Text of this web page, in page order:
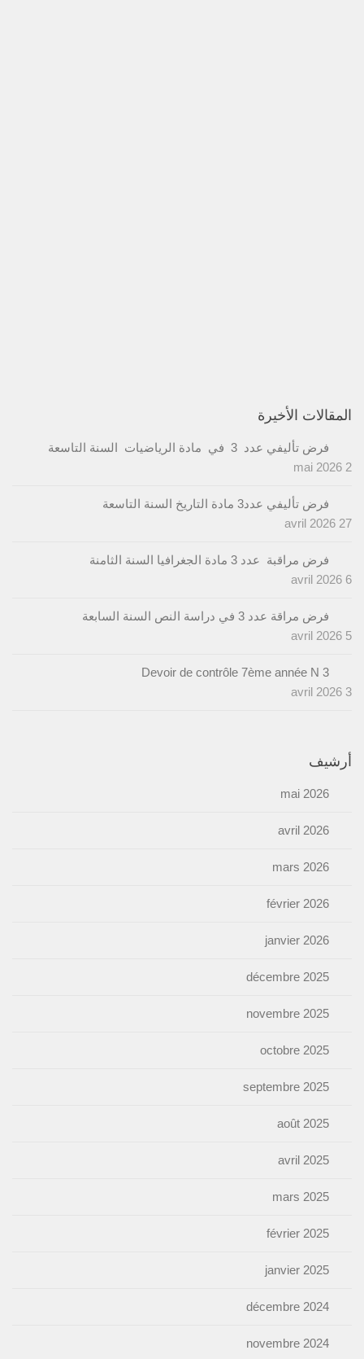
المقالات الأخيرة
فرض تأليفي عدد 3 في مادة الرياضيات السنة التاسعة
2 mai 2026
فرض تأليفي عدد3 مادة التاريخ السنة التاسعة
27 avril 2026
فرض مراقبة عدد 3 مادة الجغرافيا السنة الثامنة
6 avril 2026
فرض مراقة عدد 3 في دراسة النص السنة السابعة
5 avril 2026
Devoir de contrôle 7ème année N 3
3 avril 2026
أرشيف
mai 2026
avril 2026
mars 2026
février 2026
janvier 2026
décembre 2025
novembre 2025
octobre 2025
septembre 2025
août 2025
avril 2025
mars 2025
février 2025
janvier 2025
décembre 2024
novembre 2024